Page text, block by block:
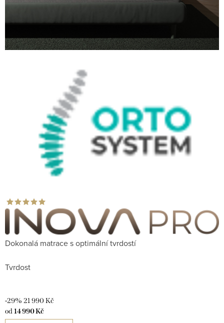
Dokonalá matrace s optimální tvrdostí
Tvrdost
-29% 21 990 Kč
od14 990 Kč